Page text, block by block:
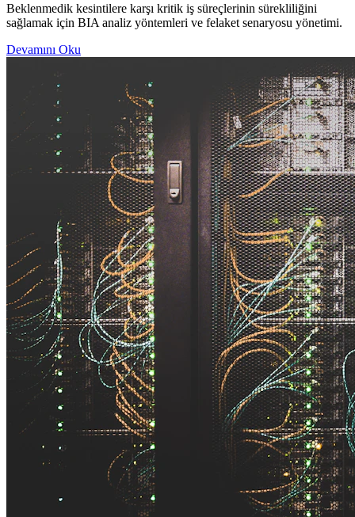
Beklenmedik kesintilere karşı kritik iş süreçlerinin sürekliliğini
sağlamak için BIA analiz yöntemleri ve felaket senaryosu yönetimi.
Devamını Oku